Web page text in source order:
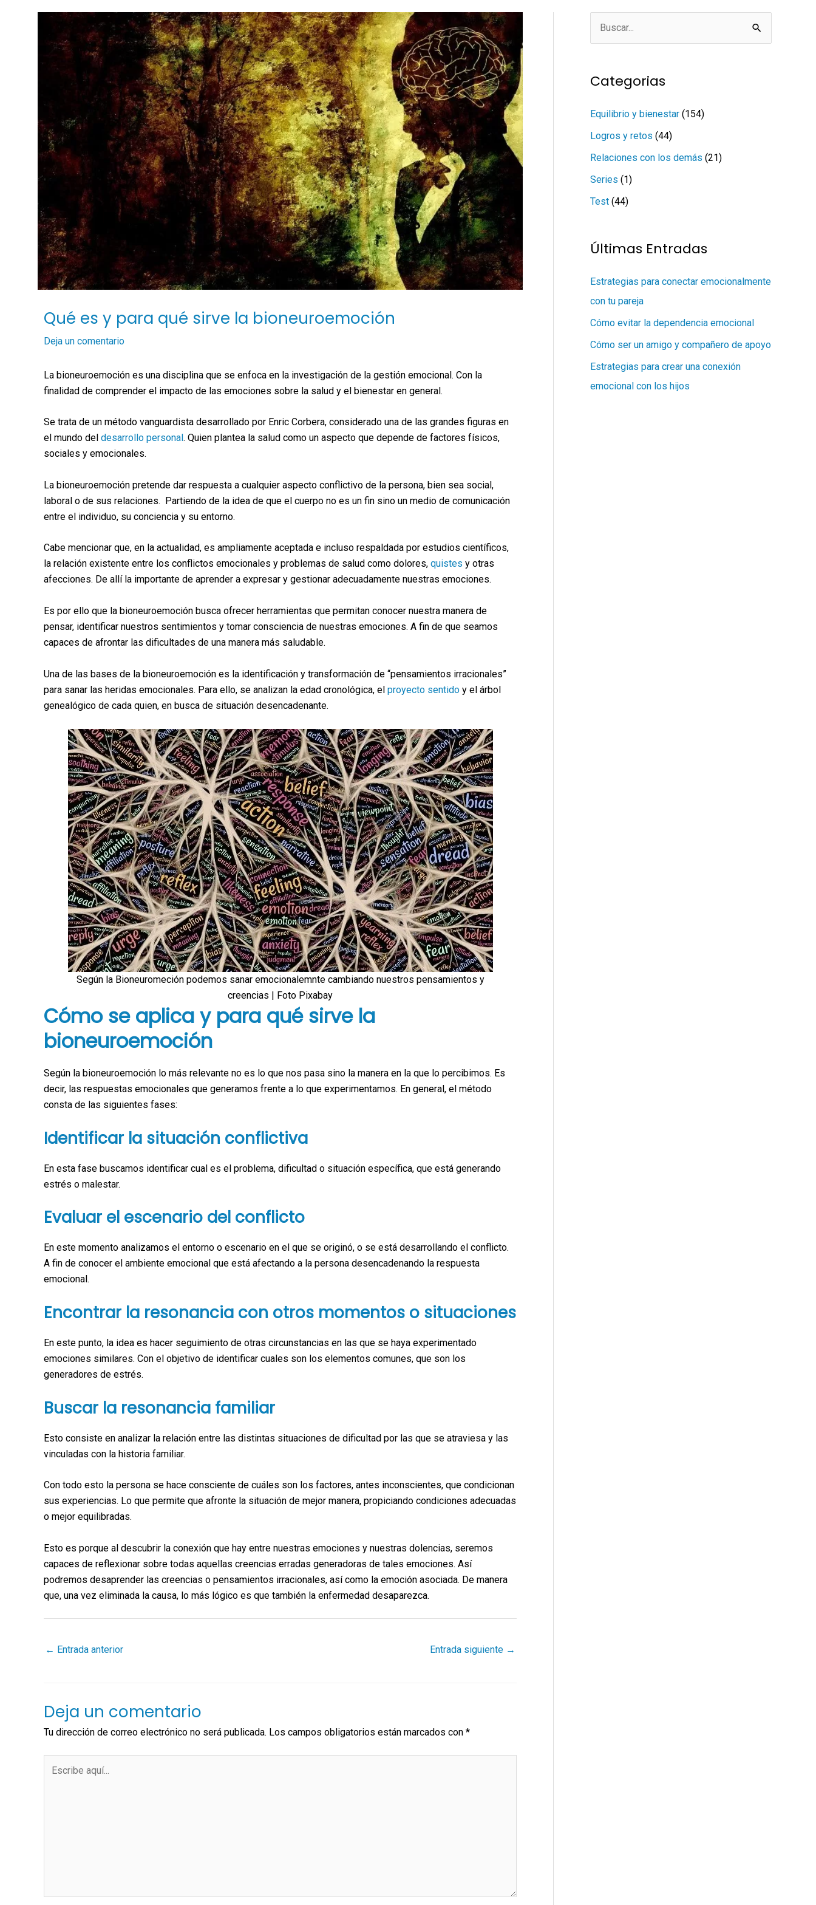
Qué es y para qué sirve la bioneuroemoción
Deja un comentario
La bioneuroemoción es una disciplina que se enfoca en la investigación de la gestión emocional. Con la
finalidad de comprender el impacto de las emociones sobre la salud y el bienestar en general.
Se trata de un método vanguardista desarrollado por Enric Corbera, considerado una de las grandes figuras en
el mundo del desarrollo personal . Quien plantea la salud como un aspecto que depende de factores físicos,
sociales y emocionales.
La bioneuroemoción pretende dar respuesta a cualquier aspecto conflictivo de la persona, bien sea social,
laboral o de sus relaciones. Partiendo de la idea de que el cuerpo no es un fin sino un medio de comunicación
entre el individuo, su conciencia y su entorno.
Cabe mencionar que, en la actualidad, es ampliamente aceptada e incluso respaldada por estudios científicos,
la relación existente entre los conflictos emocionales y problemas de salud como dolores, quistes y otras
afecciones. De allí la importante de aprender a expresar y gestionar adecuadamente nuestras emociones.
Es por ello que la bioneuroemoción busca ofrecer herramientas que permitan conocer nuestra manera de
pensar, identificar nuestros sentimientos y tomar consciencia de nuestras emociones. A fin de que seamos
capaces de afrontar las dificultades de una manera más saludable.
Una de las bases de la bioneuroemoción es la identificación y transformación de “pensamientos irracionales”
para sanar las heridas emocionales. Para ello, se analizan la edad cronológica, el proyecto sentido y el árbol
genealógico de cada quien, en busca de situación desencadenante.
Según la Bioneuromeción podemos sanar emocionalemnte cambiando nuestros pensamientos y
creencias | Foto Pixabay
Cómo se aplica y para qué sirve la
bioneuroemoción
Según la bioneuroemoción lo más relevante no es lo que nos pasa sino la manera en la que lo percibimos. Es
decir, las respuestas emocionales que generamos frente a lo que experimentamos. En general, el método
consta de las siguientes fases:
Identificar la situación conflictiva
En esta fase buscamos identificar cual es el problema, dificultad o situación específica, que está generando
estrés o malestar.
Evaluar el escenario del conflicto
En este momento analizamos el entorno o escenario en el que se originó, o se está desarrollando el conflicto.
A fin de conocer el ambiente emocional que está afectando a la persona desencadenando la respuesta
emocional.
Encontrar la resonancia con otros momentos o situaciones
En este punto, la idea es hacer seguimiento de otras circunstancias en las que se haya experimentado
emociones similares. Con el objetivo de identificar cuales son los elementos comunes, que son los
generadores de estrés.
Buscar la resonancia familiar
Esto consiste en analizar la relación entre las distintas situaciones de dificultad por las que se atraviesa y las
vinculadas con la historia familiar.
Con todo esto la persona se hace consciente de cuáles son los factores, antes inconscientes, que condicionan
sus experiencias. Lo que permite que afronte la situación de mejor manera, propiciando condiciones adecuadas
o mejor equilibradas.
Esto es porque al descubrir la conexión que hay entre nuestras emociones y nuestras dolencias, seremos
capaces de reflexionar sobre todas aquellas creencias erradas generadoras de tales emociones. Así
podremos desaprender las creencias o pensamientos irracionales, así como la emoción asociada. De manera
que, una vez eliminada la causa, lo más lógico es que también la enfermedad desaparezca.
Navegación
entradas
← Entrada anterior Entrada siguiente →
Deja un comentario
Tu dirección de correo electrónico no será publicada. Los campos obligatorios están marcados con *
aquí...
c
a
r
Categorias
Equilibrio y bienestar (154)
Logros y retos (44)
Relaciones con los demás (21)
Series (1)
Test (44)
Últimas Entradas
Estrategias para conectar emocionalmente
con tu pareja
Cómo evitar la dependencia emocional
Cómo ser un amigo y compañero de apoyo
Estrategias para crear una conexión
emocional con los hijos